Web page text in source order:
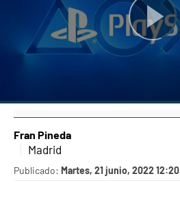
Fran Pineda
Madrid
Publicado: Martes, 21 junio, 2022 12:20